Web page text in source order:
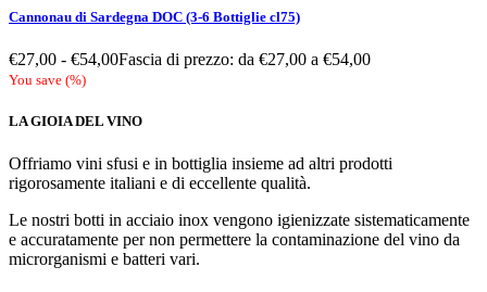
Cannonau di Sardegna DOC (3-6 Bottiglie cl75)
€27,00 - €54,00Fascia di prezzo: da €27,00 a €54,00
You save (%)
LA GIOIA DEL VINO
Offriamo vini sfusi e in bottiglia insieme ad altri prodotti
rigorosamente italiani e di eccellente qualità.
Le nostri botti in acciaio inox vengono igienizzate sistematicamente
e accuratamente per non permettere la contaminazione del vino da
microrganismi e batteri vari.